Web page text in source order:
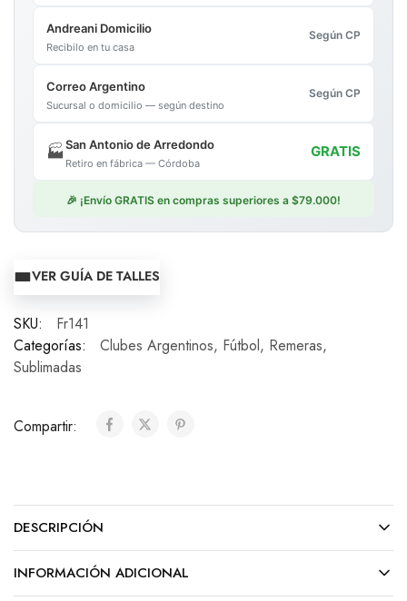
Andreani Domicilio
Recibilo en tu casa
Según CP
Correo Argentino
Sucursal o domicilio — según destino
Según CP
🏭San Antonio de Arredondo
Retiro en fábrica — Córdoba
GRATIS
🎉 ¡Envío GRATIS en compras superiores a $79.000!
VER GUÍA DE TALLES
SKU:
Fr141
Categorías:
Clubes Argentinos, Fútbol, Remeras,
Sublimadas
Compartir:
DESCRIPCIÓN
INFORMACIÓN ADICIONAL